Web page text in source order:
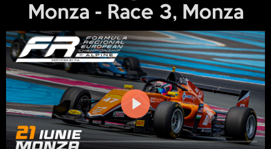
Monza - Race 3, Monza